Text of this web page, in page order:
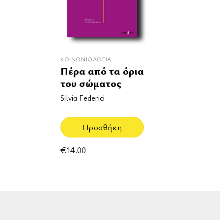
ΚΟΙΝΩΝΙΟΛΟΓΊΑ
Πέρα από τα όρια
του σώματος
Silvia Federici
Προσθήκη
€14.00